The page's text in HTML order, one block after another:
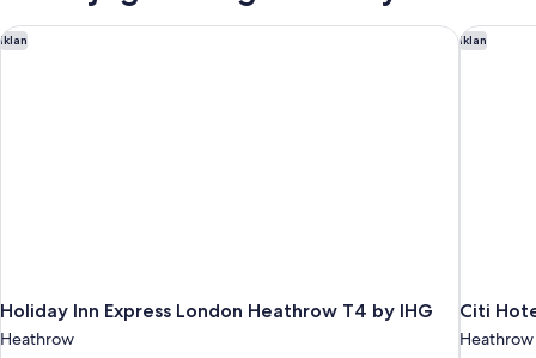
Iklan
Holiday Inn Express London Heathrow T4 by IHG
Heathrow
Holiday Inn Express London Heathrow T4 by IHG Iklan
Citi
Heathrow
Citi